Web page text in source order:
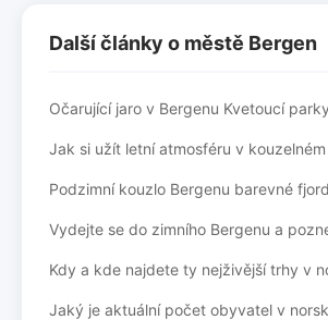
Další články o městě Bergen
Očarující jaro v Bergenu Kvetoucí
Jak si užít letní atmosféru v
Podzimní kouzlo Bergenu barevné
Vydejte se do zimního Bergenu a
Kdy a kde najdete ty nejživější trhy v
Jaký je aktuální počet obyvatel v